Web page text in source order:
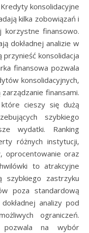
konsolidacyjne
kilka zobowiązań i
korzystne finansowo.
dokładnej analizie w
przynieść konsolidacja
finansowa pozwala
konsolidacyjnych,
finansami.
cieszy się dużą
szybkiego
wydatki. Ranking
różnych instytucji,
oprocentowanie oraz
to atrakcyjne
zastrzyku
poza standardową
analizy pod
ograniczeń.
pozwala na wybór